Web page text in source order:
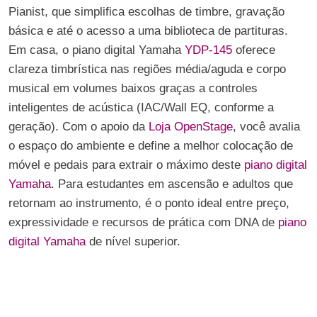
Pianist, que simplifica escolhas de timbre, gravação
básica e até o acesso a uma biblioteca de partituras.
Em casa, o piano digital Yamaha YDP-145 oferece
clareza timbrística nas regiões média/aguda e corpo
musical em volumes baixos graças a controles
inteligentes de acústica (IAC/Wall EQ, conforme a
geração). Com o apoio daLoja OpenStage, você avalia
o espaço do ambiente e define a melhor colocação de
móvel e pedais para extrair o máximo deste piano digital
Yamaha. Para estudantes em ascensão e adultos que
retornam ao instrumento, é o ponto ideal entre preço,
expressividade e recursos de prática com DNA de piano
digital Yamaha de nível superior.